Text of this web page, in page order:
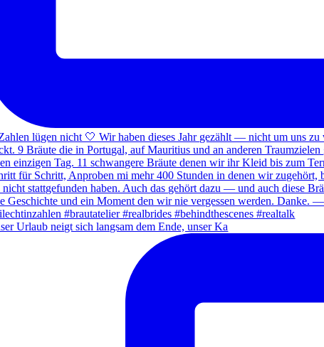
Urlaub neigt sich langsam dem Ende, unser Ka